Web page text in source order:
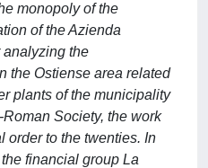
monopoly of the
of the Azienda
analyzing the
the Ostiense area related
plants of the municipality
Society, the work
order to the twenties. In
financial group La